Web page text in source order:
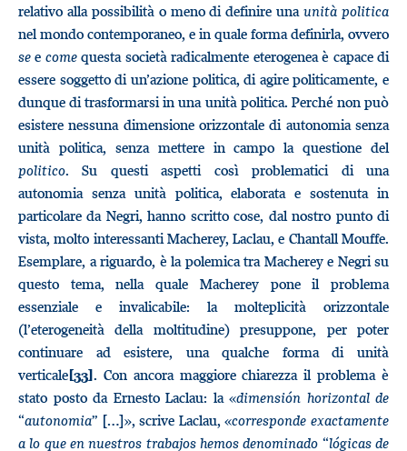
relativo alla possibilità o meno di definire unaunità politica
nel mondo contemporaneo, e in quale forma definirla, ovvero
se e comequesta società radicalmente eterogenea è capace di
essere soggetto di un’azione politica, di agire politicamente, e
dunque di trasformarsi in una unità politica. Perché non può
esistere nessuna dimensione orizzontale di autonomia senza
unità politica, senza mettere in campo la questione del
politico. Su questi aspetti così problematici di una
autonomia senza unità politica, elaborata e sostenuta in
particolare da Negri, hanno scritto cose, dal nostro punto di
vista, molto interessanti Macherey, Laclau, e Chantall Mouffe.
Esemplare, a riguardo, è la polemica tra Macherey e Negri su
questo tema, nella quale Macherey pone il problema
essenziale e invalicabile: la molteplicità orizzontale
(l’eterogeneità della moltitudine) presuppone, per poter
continuare ad esistere, una qualche forma di unità
verticale[33]. Con ancora maggiore chiarezza il problema è
stato posto da Ernesto Laclau: la «dimensión horizontal de
“autonomia” […]», scrive Laclau, «corresponde exactamente
a lo que en nuestros trabajos hemos denominado “lógicas de